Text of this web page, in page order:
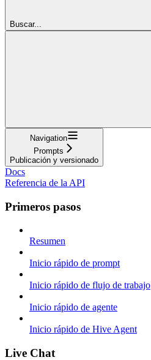
Buscar...
Navigation
Prompts
Publicación y versionado
Docs
Referencia de la API
Primeros pasos
Resumen
Inicio rápido de prompt
Inicio rápido de flujo de trabajo
Inicio rápido de agente
Inicio rápido de Hive Agent
Live Chat